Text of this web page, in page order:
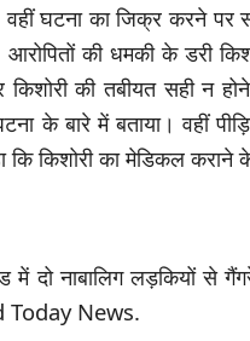
वहीं घटना का जिक्र करने
की धमकी के डरी
की तबीयत सही न
के बारे में बताया। वहीं
किशोरी का मेडिकल कराने
में दो नाबालिग लड़कियों से
News.